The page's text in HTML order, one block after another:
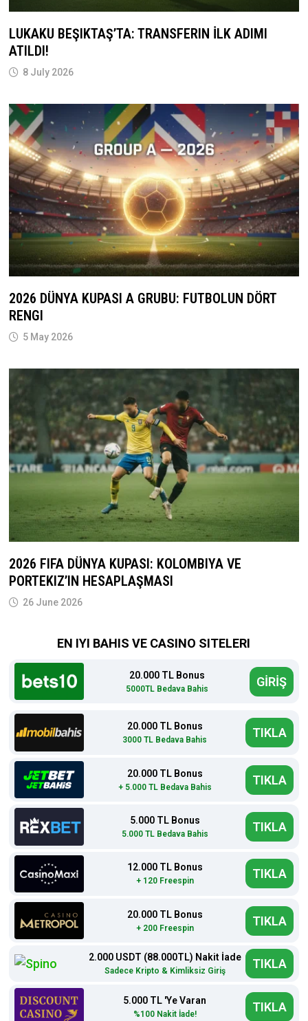
LUKAKU BEŞIKTAŞ’TA: TRANSFERIN İLK ADIMI
ATILDI!
8 July 2026
2026 DÜNYA KUPASI A GRUBU: FUTBOLUN DÖRT
RENGI
5 May 2026
2026 FIFA DÜNYA KUPASI: KOLOMBIYA VE
PORTEKIZ’IN HESAPLAŞMASI
26 June 2026
EN IYI BAHIS VE CASINO SITELERI
20.000 TL Bonus
5000TL Bedava Bahis GİRİŞ
20.000 TL Bonus
3000 TL Bedava Bahis TIKLA
20.000 TL Bonus
+ 5.000 TL Bedava Bahis TIKLA
5.000 TL Bonus
5.000 TL Bedava Bahis TIKLA
12.000 TL Bonus
+ 120 Freespin TIKLA
20.000 TL Bonus
+ 200 Freespin TIKLA
2.000 USDT (88.000TL) Nakit İade
Sadece Kripto & Kimliksiz Giriş TIKLA
5.000 TL 'Ye Varan
%100 Nakit İade! TIKLA